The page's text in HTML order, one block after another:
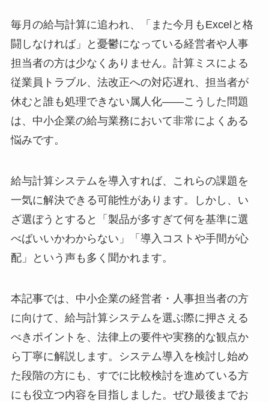
毎月の給与計算に追われ、「また今月もExcelと格
闘しなければ」と憂鬱になっている経営者や人事
担当者の方は少なくありません。計算ミスによる
従業員トラブル、法改正への対応遅れ、担当者が
休むと誰も処理できない属人化——こうした問題
は、中小企業の給与業務において非常によくある
悩みです。
給与計算システムを導入すれば、これらの課題を
一気に解決できる可能性があります。しかし、い
ざ選ぼうとすると「製品が多すぎて何を基準に選
べばいいかわからない」「導入コストや手間が心
配」という声も多く聞かれます。
本記事では、中小企業の経営者・人事担当者の方
に向けて、給与計算システムを選ぶ際に押さえる
べきポイントを、法律上の要件や実務的な観点か
ら丁寧に解説します。システム導入を検討し始め
た段階の方にも、すでに比較検討を進めている方
にも役立つ内容を目指しました。ぜひ最後までお